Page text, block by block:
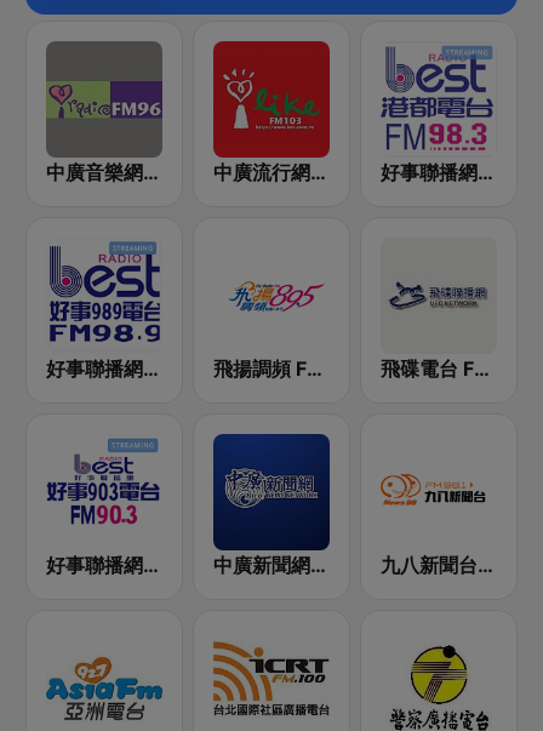
中廣音樂網 i Radio FM96.3 中廣流行網 I like radio 好事聯播網 港都983 Best Radio FM98.3
好事聯播網 Best Radio FM98.9 飛揚調頻 FM 89.5 飛碟電台 FM92.1
好事聯播網 Best Radio FM90.3 中廣新聞網 BCC News Radio 九八新聞台 News98 FM 98.1